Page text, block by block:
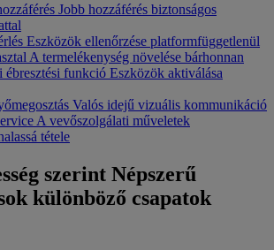
Jobb hozzáférés biztonságos
Eszközök ellenőrzése platformfüggetlenül
A termelékenység növelése bárhonnan
ébresztési funkció Eszközök aktiválása
Valós idejű vizuális kommunikáció
A vevőszolgálati műveletek
tétele
szerint Népszerű
különböző csapatok